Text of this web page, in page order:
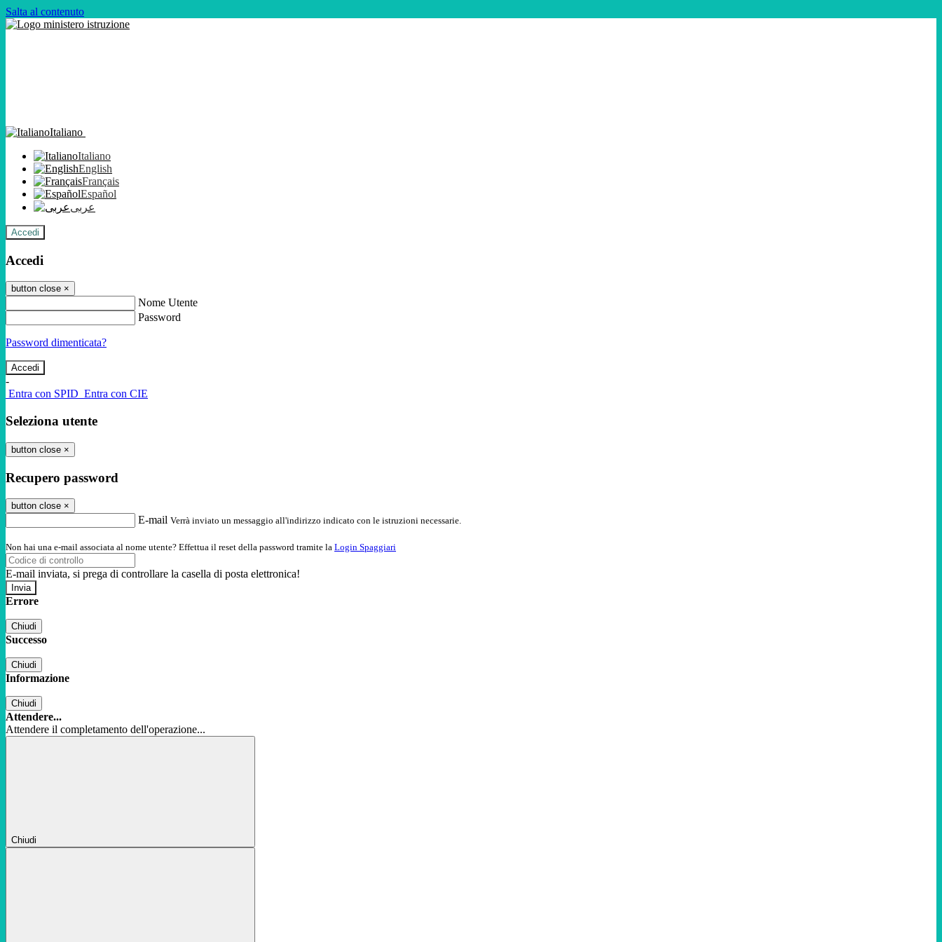
Salta al contenuto
Italiano
Italiano
English
Français
Español
عربى
Accedi
Accedi
button close ×
Nome Utente
Password
Password dimenticata?
-
Entra con SPID Entra con CIE
Seleziona utente
button close ×
Recupero password
button close ×
E-mail Verrà inviato un messaggio all'indirizzo indicato con le istruzioni necessarie.
Non hai una e-mail associata al nome utente? Effettua il reset della password tramite la Login Spaggiari
E-mail inviata, si prega di controllare la casella di posta elettronica!
Errore
Chiudi
Successo
Chiudi
Informazione
Chiudi
Attendere...
Attendere il completamento dell'operazione...
Chiudi